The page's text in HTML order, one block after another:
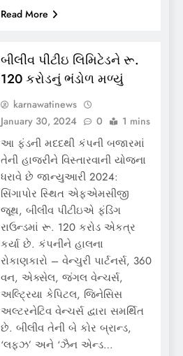
Read More
બીલીવ પીટીઇ લિમિટેડને રૂ.
120 કરોડનું ભંડોળ મળ્યું
karnawatinews
January 30, 2024
0 1 mins
આ ફંડની મદદથી કંપની બજારમાં
તેની હાજરીને વિસ્તારવાની યોજના
ધરાવે છે જાન્યુઆરી 2024:
સિંગાપોર સ્થિત એફએમસીજી
જૂથ, બીલીવ પીટીઇએ ફંડિંગ
રાઉન્ડમાં રૂ. 120 કરોડ એકત્ર
કર્યા છે. કંપનીને હાલના
રોકાણકારો – વેન્ચુરી પાર્ટનર્સ, 360
વન, એક્સેલ, જંગલ વેન્ચર્સ,
અલ્ટ્રિયા કેપિટલ, જિનેસિસ
અલ્ટરનેટિવ વેન્ચર્સ દ્વારા સમર્થિત
છે. બીલીવ તેની બે કોર બ્રાન્ડ,
‘લફ્ઝ’ અને ‘ઝૈન એન્ડ…